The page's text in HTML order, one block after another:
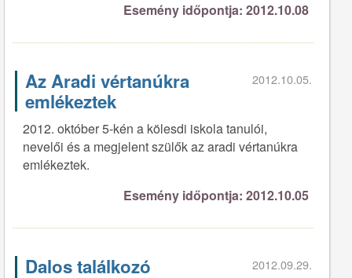
Esemény időpontja: 2012.10.08
Az Aradi vértanúkra
emlékeztek
2012.10.05.
2012. október 5-kén a kölesdi iskola tanulói,
nevelői és a megjelent szülők az aradi vértanúkra
emlékeztek.
Esemény időpontja: 2012.10.05
Dalos találkozó
2012.09.29.